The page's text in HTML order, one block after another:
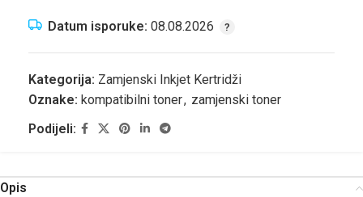
Datum isporuke: 08.08.2026
Kategorija: Zamjenski Inkjet Kertridži
Oznake: kompatibilni toner, zamjenski toner
Podijeli:
Opis